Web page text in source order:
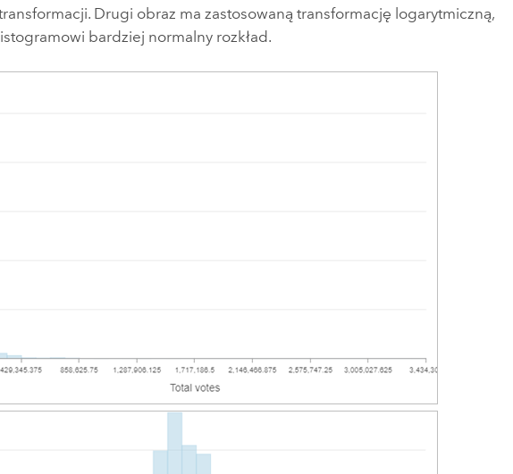
Drugi obraz ma zastosowaną transformację logarytmiczną,
bardziej normalny rozkład.